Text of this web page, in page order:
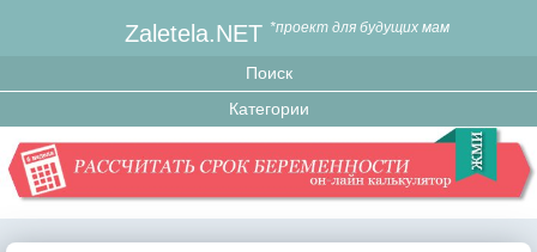
Zaletela.NET *проект для будущих мам